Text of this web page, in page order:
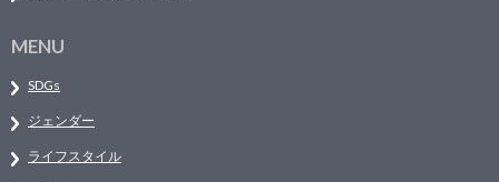
MENU
SDGs
ジェンダー
ライフスタイル